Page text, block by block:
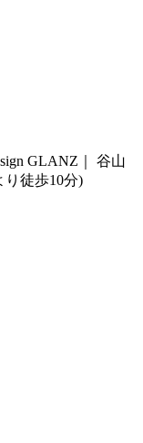
GLANZ｜ 谷山
り徒歩10分)